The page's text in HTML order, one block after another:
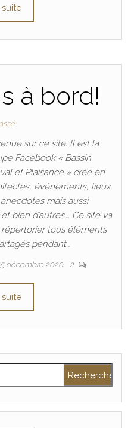
suite
à bord!
sur ce site. Il est la
Facebook « Bassin
et Plaisance » crée en
événements, lieux,
mais aussi
bien d’autres…. Ce site va
tous éléments
pendant…
décembre 2020 2
suite